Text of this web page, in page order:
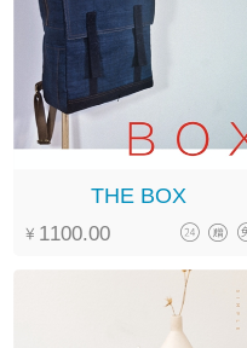
THE BOX
1100.00